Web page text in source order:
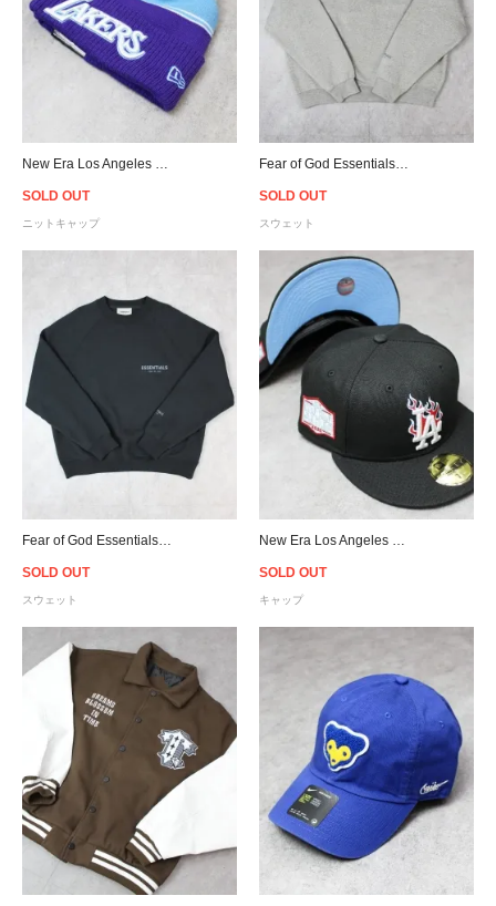
SOLD OUT
ニットキャップ
SOLD OUT
スウェット
SOLD OUT
スウェット
SOLD OUT
キャップ